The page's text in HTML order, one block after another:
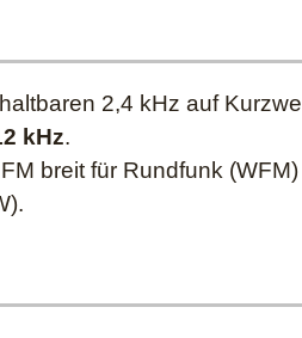
2,4 kHz auf
kHz.
breit für Rundfunk